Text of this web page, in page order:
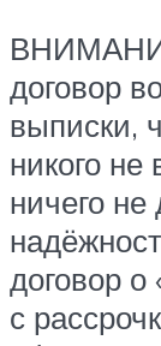
договор
выписки,
никого
ничего
договор о
с